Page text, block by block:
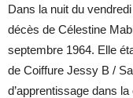
Dans la nuit du
décès de Célestine
septembre 1964. Elle
de Coiffure Jessy B /
d’apprentissage dans